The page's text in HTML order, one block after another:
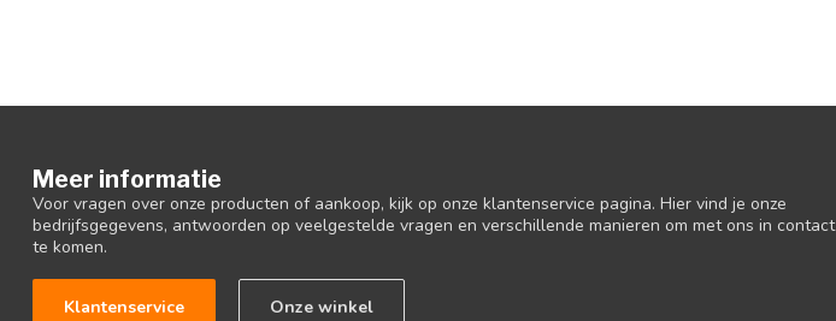
Meer informatie
Voor vragen over onze producten of aankoop, kijk op onze klantenservice pagina. Hier vind je onze
bedrijfsgegevens, antwoorden op veelgestelde vragen en verschillende manieren om met ons in contact
te komen.
Klantenservice Onze winkel